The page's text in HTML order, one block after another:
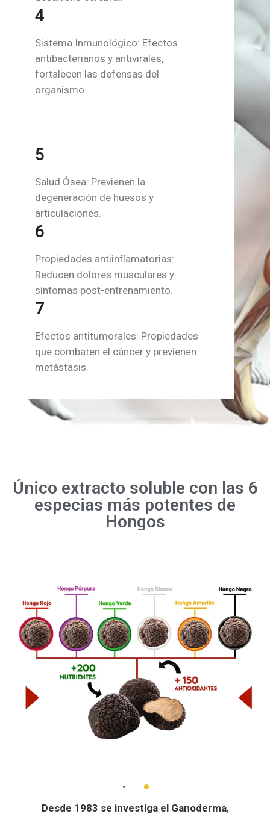
antibacterianos y antivirales,
fortalecen las defensas del
organismo.
degeneración de huesos y
articulaciones.
6
Propiedades antiinflamatorias:
Reducen dolores musculares y
síntomas post-entrenamiento.
7
Efectos antitumorales: Propiedades
que combaten el cáncer y previenen
metástasis.
solo el Ganoderma Lucidum y la Trufa, cuenta con
más 200 variedades de las cuales, se seleccionaron